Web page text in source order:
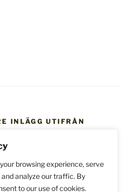
browsing experience, serve
analyze our traffic. By
to our use of cookies.
INLÄGG UTIFRÅN